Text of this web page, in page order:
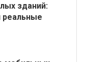
зданий:
реальные